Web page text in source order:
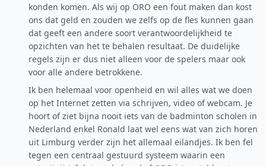
konden komen. Als wij op ORO een fout maken dan kost
ons dat geld en zouden we zelfs op de fles kunnen gaan
dat geeft een andere soort verantwoordelijkheid te
opzichten van het te behalen resultaat. De duidelijke
regels zijn er dus niet alleen voor de spelers maar ook
voor alle andere betrokkene.
Ik ben helemaal voor openheid en wil alles wat we doen
op het Internet zetten via schrijven, video of webcam. Je
hoort of ziet bijna nooit iets van de badminton scholen in
Nederland enkel Ronald laat wel eens wat van zich horen
uit Limburg verder zijn het allemaal eilandjes. Ik ben fel
tegen een centraal gestuurd systeem waarin een